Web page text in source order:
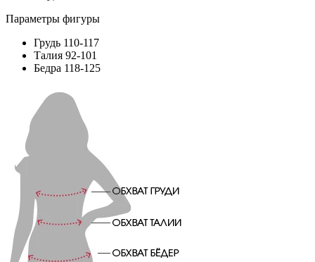
Параметры фигуры
Грудь 110-117
Талия 92-101
Бедра 118-125